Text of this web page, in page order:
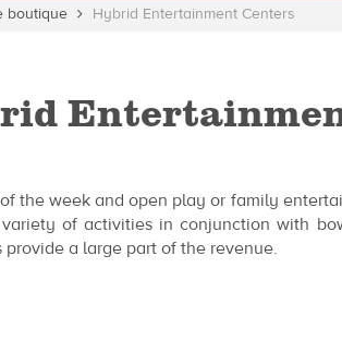
boutique Hybrid Entertainment Centers
the week and open play or family
of activities in conjunction with
a large part of the revenue.